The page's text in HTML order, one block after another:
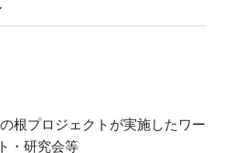
根プロジェクトが実施したワー
・研究会等